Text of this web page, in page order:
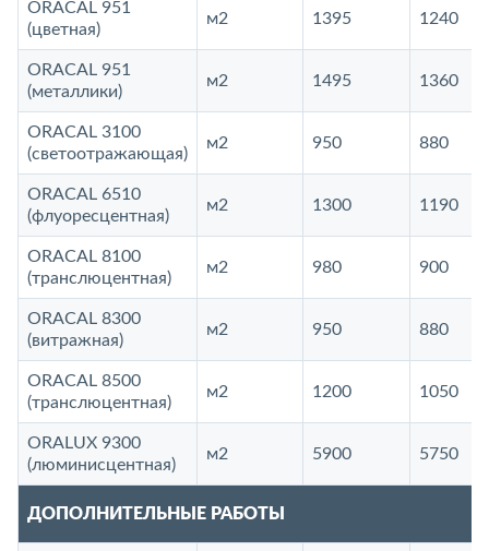
ORACAL 951
(цветная)
м2 1395 1240
ORACAL 951
(металлики)
м2 1495 1360
ORACAL 3100
(светоотражающая)
м2 950 880
ORACAL 6510
(флуоресцентная)
м2 1300 1190
ORACAL 8100
(транслюцентная)
м2 980 900
ORACAL 8300
(витражная)
м2 950 880
ORACAL 8500
(транслюцентная)
м2 1200 1050
ORALUX 9300
(люминисцентная)
м2 5900 5750
ДОПОЛНИТЕЛЬНЫЕ РАБОТЫ